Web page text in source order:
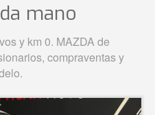
mano
y km 0. MAZDA de
compraventas y